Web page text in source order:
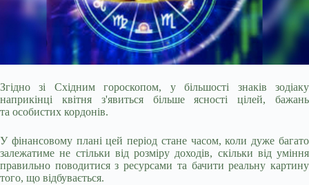
Згідно зі Східним гороскопом, у більшості знаків зодіаку
наприкінці квітня з'явиться більше ясності цілей, бажань
та особистих кордонів.
У фінансовому плані цейперіод стане часом, коли дуже багато
залежатиме не стільки від розміру доходів, скільки від уміння
правильно поводитися з ресурсами та бачити реальну картину
того, що відбувається.